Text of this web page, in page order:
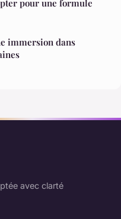
pour une formule
immersion dans
avec clarté